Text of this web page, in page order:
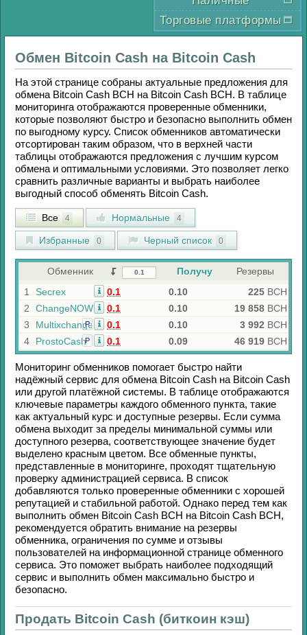
Торговые платформы
Обмен Bitcoin Cash на Bitcoin Cash
На этой странице собраны актуальные предложения для
обмена Bitcoin Cash BCH на Bitcoin Cash BCH. В таблице
мониторинга отображаются проверенные обменники,
которые позволяют быстро и безопасно выполнить обмен
по выгодному курсу. Список обменников автоматически
отсортирован таким образом, что в верхней части
таблицы отображаются предложения с лучшим курсом
обмена и оптимальными условиями. Это позволяет легко
сравнить различные варианты и выбрать наиболее
выгодный способ обменять Bitcoin Cash.
Все 4 Нормальные 4
Избранные 0 Черный список 0
Обменник Получу
Резервы
1
Secrex 0.1 0.10 225 BCH
2
ChangeNOW 0.1 0.10 19 858 BCH
3
Multixchange
Р 0.1 0.10 3 992 BCH
4
ProstoCashР 0.1 0.09 46 919 BCH
Мониторинг обменников помогает быстро найти
надёжный сервис для обмена Bitcoin Cash на Bitcoin Cash
или другой платёжной системы. В таблице отображаются
ключевые параметры каждого обменного пункта, такие
как актуальный курс и доступные резервы. Если сумма
обмена выходит за пределы минимальной суммы или
доступного резерва, соответствующее значение будет
выделено красным цветом. Все обменные пункты,
представленные в мониторинге, проходят тщательную
проверку администрацией сервиса. В список
добавляются только проверенные обменники с хорошей
репутацией и стабильной работой. Однако перед тем как
выполнить обмен Bitcoin Cash BCH на Bitcoin Cash BCH,
рекомендуется обратить внимание на резервы
обменника, ограничения по сумме и отзывы
пользователей на информационной странице обменного
сервиса. Это поможет выбрать наиболее подходящий
сервис и выполнить обмен максимально быстро и
безопасно.
Продать Bitcoin Cash (биткоин кэш)